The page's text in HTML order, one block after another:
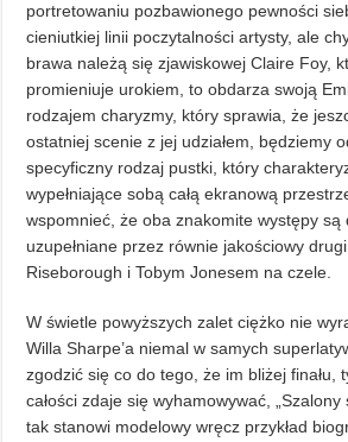
portretowaniu pozbawionego pewności
cieniutkiej linii poczytalności artysty, ale
brawa należą się zjawiskowej Claire Foy,
promieniuje urokiem, to obdarza swoją
rodzajem charyzmy, który sprawia, że
ostatniej scenie z jej udziałem, będziemy
specyficzny rodzaj pustki, który
wypełniające sobą całą ekranową
wspomnieć, że oba znakomite występy są
uzupełniane przez równie jakościowy
Riseborough i Tobym Jonesem na czele.
W świetle powyższych zalet ciężko nie
Willa Sharpe’a niemal w samych
zgodzić się co do tego, że im bliżej finału,
całości zdaje się wyhamowywać, „Szalony
tak stanowi modelowy wręcz przykład